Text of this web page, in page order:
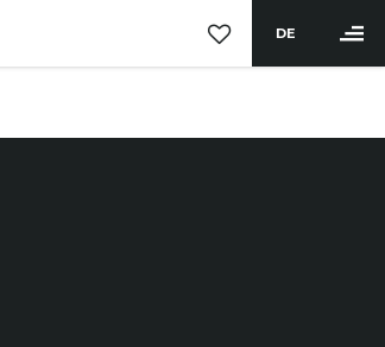
DE